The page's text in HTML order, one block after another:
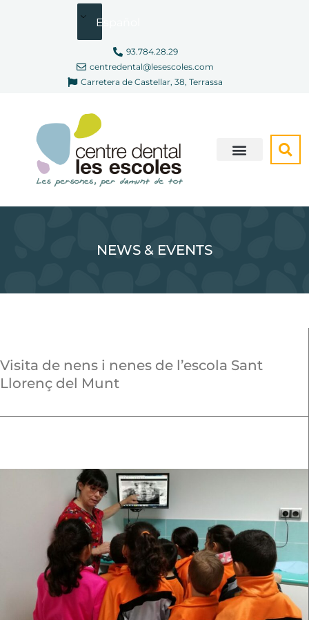
Español
93.784.28.29
centredental@lesescoles.com
Carretera de Castellar, 38, Terrassa
NEWS & EVENTS
Visita de nens i nenes de l’escola Sant
Llorenç del Munt